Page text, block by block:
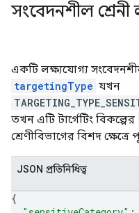
সংবেদনশীল শ্রেনী
একটি লক্ষ্যযোগ্য
targetingType যখন
তখন এটি টার্গেটিং বিকল্পের
শ্রেণীবিভাগের বিশদ
JSON প্রতিনিধিত্ব
{